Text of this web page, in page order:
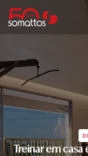
Treinar em casa